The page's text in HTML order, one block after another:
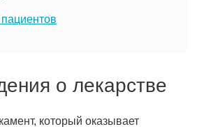
о лекарстве
который оказывает